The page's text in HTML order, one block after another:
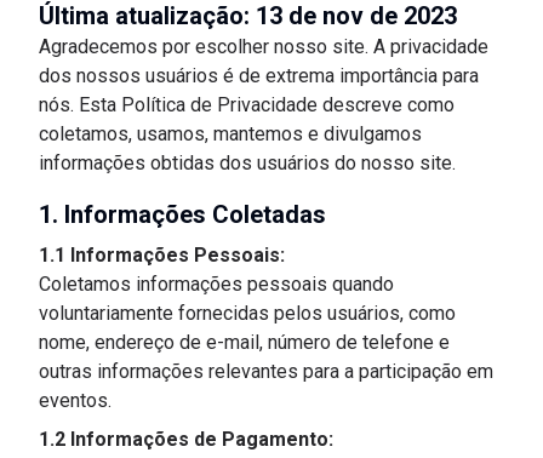
Última atualização: 13 de nov de 2023
Agradecemos por escolher nosso site. A privacidade
dos nossos usuários é de extrema importância para
nós. Esta Política de Privacidade descreve como
coletamos, usamos, mantemos e divulgamos
informações obtidas dos usuários do nosso site.
1. Informações Coletadas
1.1 Informações Pessoais:
Coletamos informações pessoais quando
voluntariamente fornecidas pelos usuários, como
nome, endereço de e-mail, número de telefone e
outras informações relevantes para a participação em
eventos.
1.2 Informações de Pagamento: